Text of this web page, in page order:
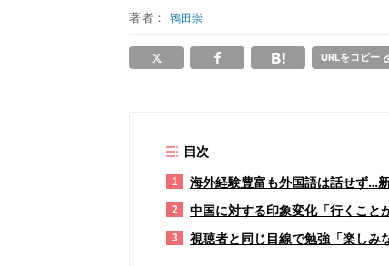
著者：鴇田崇
URLをコピー
目次
1 海外経験豊富も外国語は話せず…
2 中国に対する印象変化「行くこと
3 視聴者と同じ目線で勉強「楽しみ